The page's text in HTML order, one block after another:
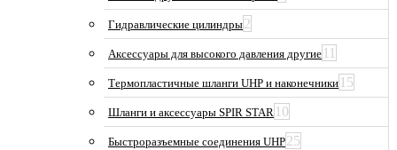
Гидравлические цилиндры2
Аксессуары для высокого давления другие 11
Термопластичные шланги UHP и наконечники 15
Шланги и аксессуары SPIR STAR 10
Быстроразъемные соединения UHP25